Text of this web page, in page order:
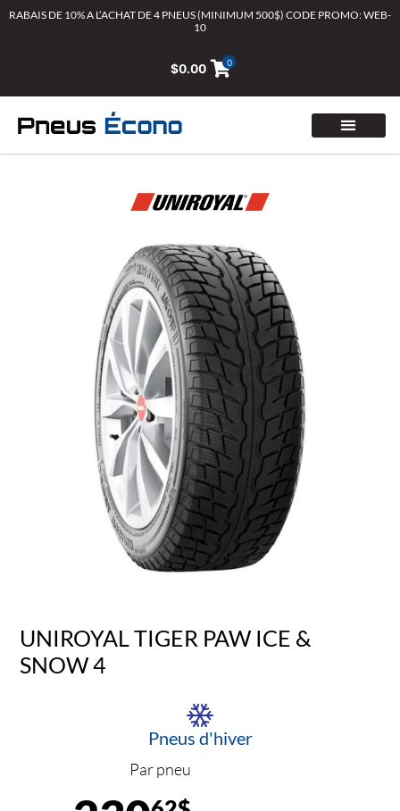
AllerRABAIS DE 10% A L’ACHAT DE 4 PNEUS (MINIMUM 500$) CODE PROMO: WEB-
10
$0.00 0
UNIROYAL TIGER PAW ICE &
SNOW 4
Pneus d'hiver
Par pneu